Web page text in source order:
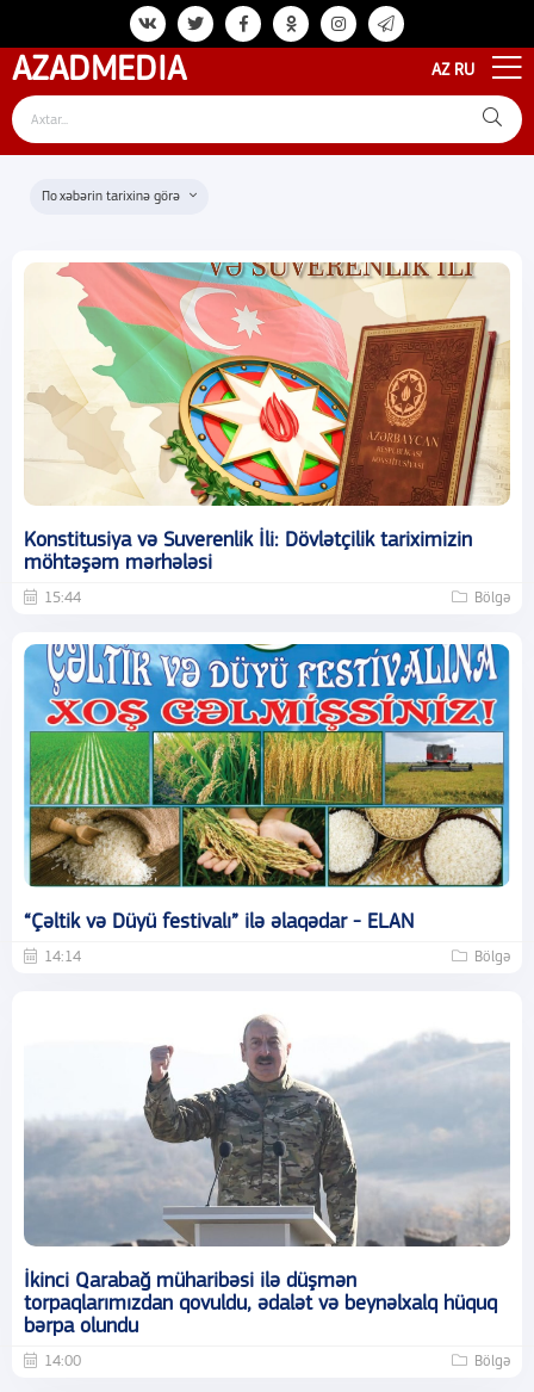
AZADMEDIA AZ RU
xəbərin tarixinə görə
Konstitusiya və Suverenlik İli: Dövlətçilik tariximizin
möhtəşəm mərhələsi
15:44 Bölgə
“Çəltik və Düyü festivalı” ilə əlaqədar - ELAN
14:14 Bölgə
İkinci Qarabağ müharibəsi ilə düşmən
torpaqlarımızdan qovuldu, ədalət və beynəlxalq hüquq
bərpa olundu
14:00 Bölgə